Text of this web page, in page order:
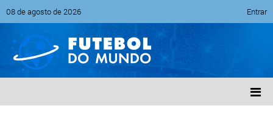
08 de agosto de 2026 Entrar